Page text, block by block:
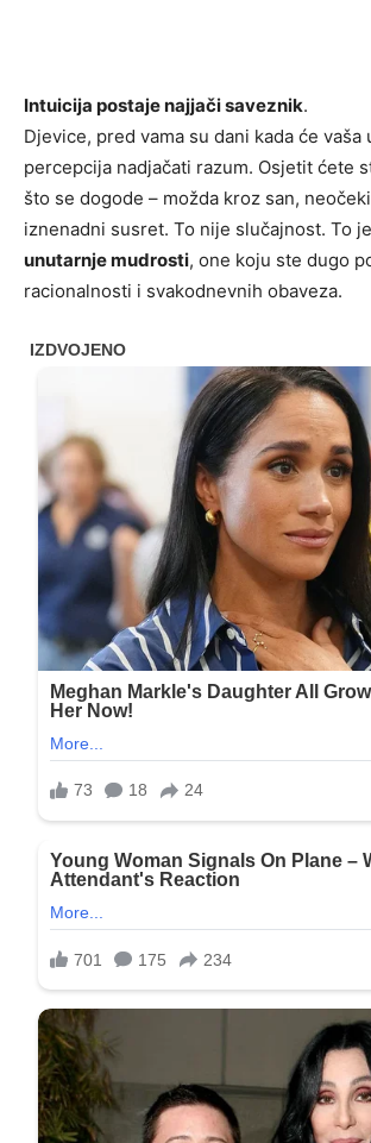
Intuicija postaje najjači saveznik.
Djevice, pred vama su dani kada će vaša
percepcija nadjačati razum. Osjetit ćete
što se dogode – možda kroz san,
iznenadni susret. To nije slučajnost. To je
unutarnje mudrosti, one koju ste dugo
racionalnosti i svakodnevnih obaveza.